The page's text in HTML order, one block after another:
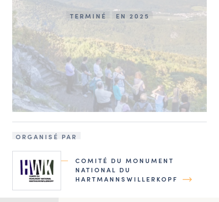
TERMINÉ EN 2025
ORGANISÉ PAR
COMITÉ DU MONUMENT
NATIONAL DU
HARTMANNSWILLERKOPF